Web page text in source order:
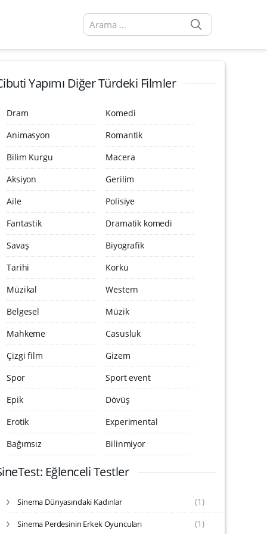
Arama sonuçları:
Yapımı Diğer Türdeki Filmler
Dram
Komedi
Animasyon
Romantik
Bilim Kurgu
Macera
Aksiyon
Gerilim
Aile
Polisiye
Fantastik
Dramatik komedi
Savaş
Biyografik
Tarihi
Korku
Müzikal
Western
Belgesel
Müzik
Mahkeme
Casusluk
Çizgi film
Gizem
Spor
Sport event
Epik
Dövüş
Erotik
Experimental
Bağımsız
Bilinmiyor
Eğlenceli Testler
Sinema Dünyasındaki Kadınlar (1)
Sinema Perdesinin Erkek Oyuncuları (1)